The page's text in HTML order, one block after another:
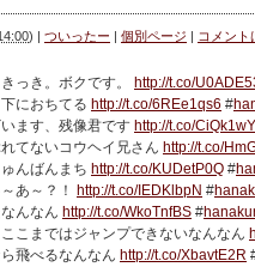
) | ついったー | 個別ページ | コメント
っき。ボクです。 http://t.co/
におちてる http://t.co/6REe1qs6 #
ます、残像君です http://t.co/
てないコウヘイ兄さん http://t.co/
んばんまち http://t.co/KUDetP0Q #
あ～？！ http://t.co/IEDKlbpN #
んなん http://t.co/WkoTnfBS #
こまではジャンプできないなんなん
飛べるなんなん http://t.co/XbavtE2R